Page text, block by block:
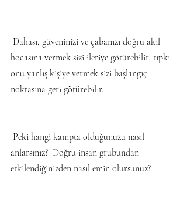
hocasına vermek sizi ileriye götürebilir, tıpkı
onu yanlış kişiye vermek sizi başlangıç ​​
noktasına geri götürebilir.
anlarsınız?  Doğru insan grubundan
etkilendiğinizden nasıl emin olursunuz?